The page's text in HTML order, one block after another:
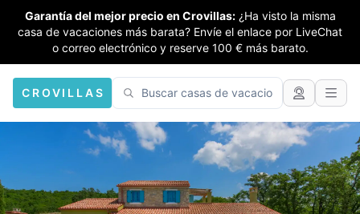
Garantía del mejor precio en Crovillas: ¿Ha visto la misma
casa de vacaciones más barata? Envíe el enlace por LiveChat
o correo electrónico y reserve 100 € más barato.
CROVILLAS